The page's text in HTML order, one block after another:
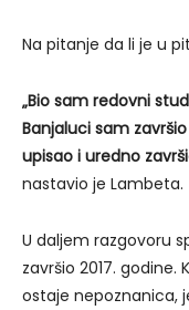
Na pitanje da li je u
„Bio sam redovni
Banjaluci sam
upisao i uredno
nastavio je Lambeta.
U daljem razgovoru
završio 2017. godine.
ostaje nepoznanica,